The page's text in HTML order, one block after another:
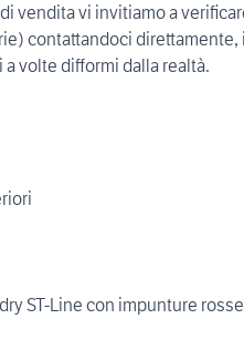
vendita vi invitiamo a
contattandoci direttamente,
volte difformi dalla realtà.
ST-Line con impunture rosse